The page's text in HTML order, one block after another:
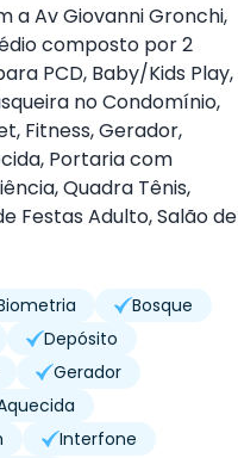
a Av Giovanni Gronchi,
composto por 2
PCD, Baby/Kids Play,
no Condomínio,
Fitness, Gerador,
Portaria com
Quadra Tênis,
Festas Adulto, Salão de
Bosque
Depósito
Gerador
Interfone